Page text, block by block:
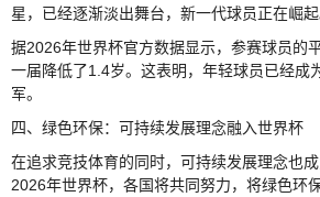
星，已经逐渐淡出舞台，新一代球员正在崛起
据2026年世界杯官方数据显示，参赛球员的
一届降低了1.4岁。这表明，年轻球员已经成
军。
四、绿色环保：可持续发展理念融入世界杯
在追求竞技体育的同时，可持续发展理念也成
2026年世界杯，各国将共同努力，将绿色环